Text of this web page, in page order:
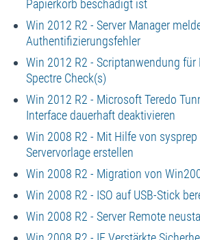
Papierkorb beschädigt ist
Win 2012 R2 - Server Manager
Authentifizierungsfehler
Win 2012 R2 - Scriptanwendung für
Spectre Check(s)
Win 2012 R2 - Microsoft Teredo
Interface dauerhaft deaktivieren
Win 2008 R2 - Mit Hilfe von sysprep
Servervorlage erstellen
Win 2008 R2 - Migration von
Win 2008 R2 - ISO auf USB-Stick
Win 2008 R2 - Server Remote